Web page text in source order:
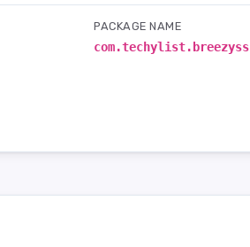
PACKAGE NAME
com.techylist.breezyss